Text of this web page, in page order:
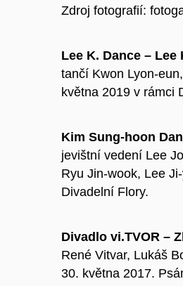
Zdroj fotografií:
Lee K. Dance –
tančí Kwon Lyon-
května 2019 v rámci
Kim Sung-hoon
jevištní vedení Lee
Ryu Jin-wook, Lee
Divadelní Flory.
Divadlo vi.TVOR –
René Vitvar, Lukáš
30. května 2017.